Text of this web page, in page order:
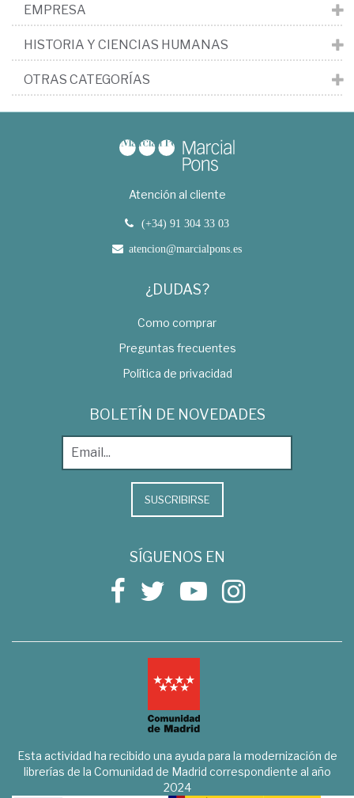
EMPRESA
HISTORIA Y CIENCIAS HUMANAS
OTRAS CATEGORÍAS
Atención al cliente
(+34) 91 304 33 03
atencion@marcialpons.es
¿DUDAS?
Como comprar
Preguntas frecuentes
Política de privacidad
BOLETÍN DE NOVEDADES
SUSCRIBIRSE
SÍGUENOS EN
Esta actividad ha recibido una ayuda para la modernización de
librerías de la Comunidad de Madrid correspondiente al año
2024